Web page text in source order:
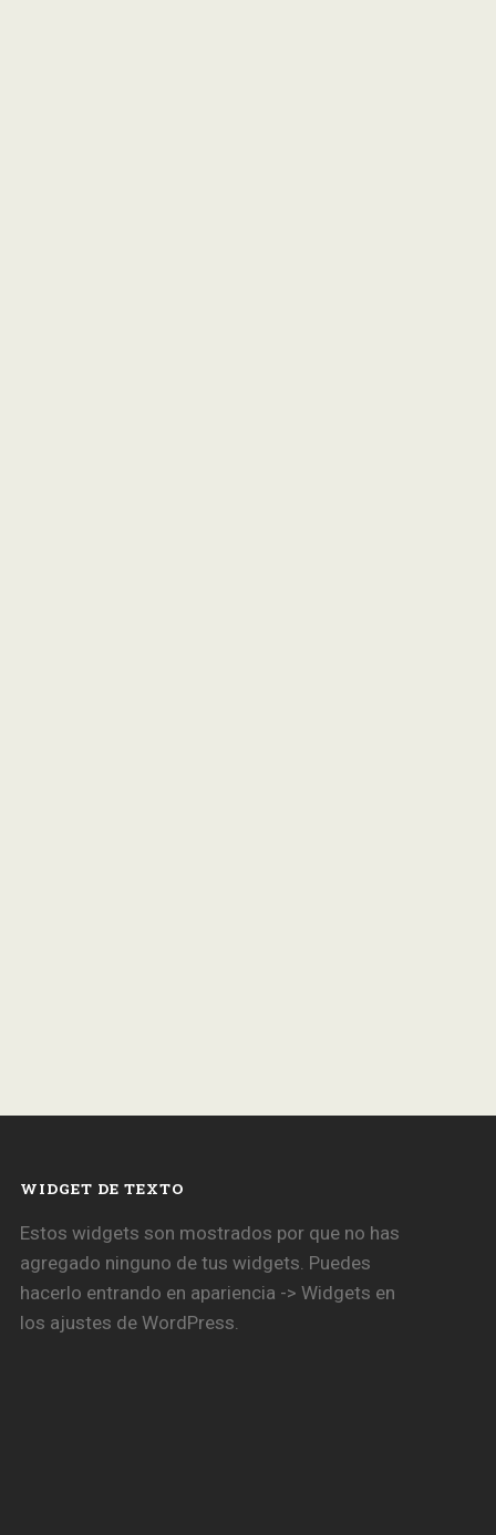
WIDGET DE TEXTO
Estos widgets son mostrados por que no has
agregado ninguno de tus widgets. Puedes
hacerlo entrando en apariencia -> Widgets en
los ajustes de WordPress.